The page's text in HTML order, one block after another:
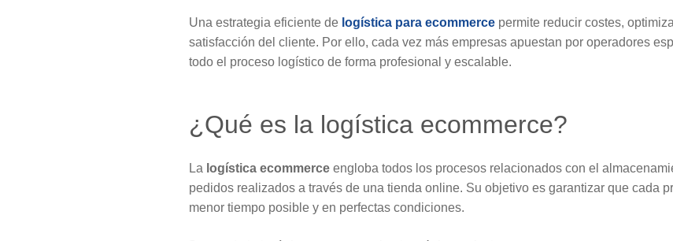
Una estrategia eficiente de logística para ecommerce permite reducir costes,
satisfacción del cliente. Por ello, cada vez más empresas apuestan por operadores
todo el proceso logístico de forma profesional y escalable.
¿Qué es la logística ecommerce?
La logística ecommerce engloba todos los procesos relacionados con el
pedidos realizados a través de una tienda online. Su objetivo es garantizar que cada
menor tiempo posible y en perfectas condiciones.